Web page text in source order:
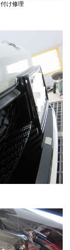
け修理